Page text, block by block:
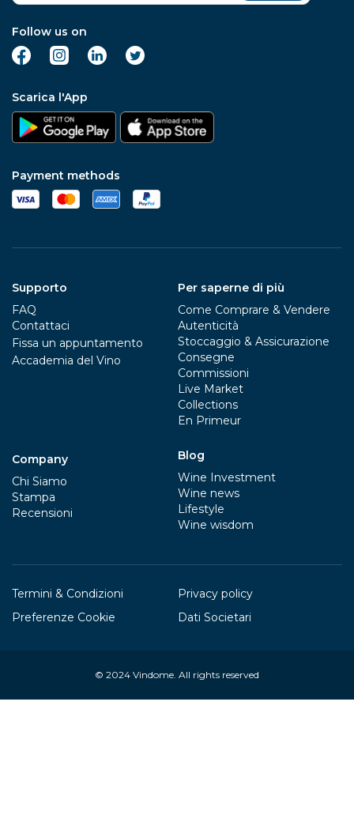
Follow us on
Scarica l'App
Payment methods
Supporto
FAQ
Contattaci
Fissa un appuntamento
Accademia del Vino
Company
Chi Siamo
Stampa
Recensioni
Per saperne di più
Come Comprare & Vendere
Autenticità
Stoccaggio & Assicurazione
Consegne
Commissioni
Live Market
Collections
En Primeur
Blog
Wine Investment
Wine news
Lifestyle
Wine wisdom
Termini & Condizioni
Privacy policy
Preferenze Cookie
Dati Societari
© 2024 Vindome. All rights reserved